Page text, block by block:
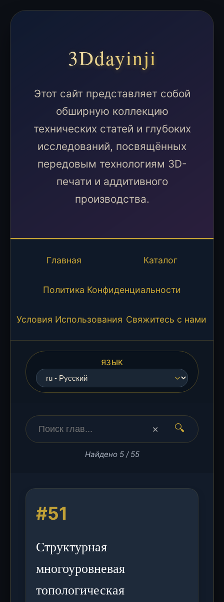
3Ddayinji
Этот сайт представляет собой
обширную коллекцию
технических статей и глубоких
исследований, посвящённых
передовым технологиям 3D-
печати и аддитивного
производства.
Главная Каталог
Политика Конфиденциальности
Условия Использования Свяжитесь с нами
ЯЗЫК
🔍
✕
Найдено 5 / 55
#51
Структурная
многоуровневая
топологическая